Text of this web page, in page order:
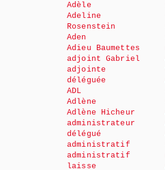
Adèle
Adeline
Rosenstein
Aden
Adieu Baumettes
adjoint Gabriel
adjointe
déléguée
ADL
Adlène
Adlène Hicheur
administrateur
délégué
administratif
administratif
laisse